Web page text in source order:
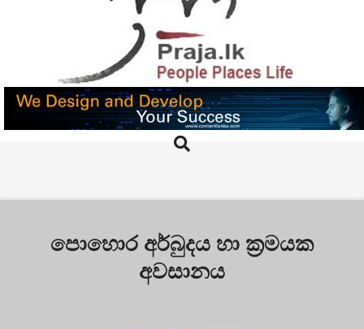
PRAJA.LK
Search
පොහොර අර්බුදය හා ක්‍රමයක
අවසානය